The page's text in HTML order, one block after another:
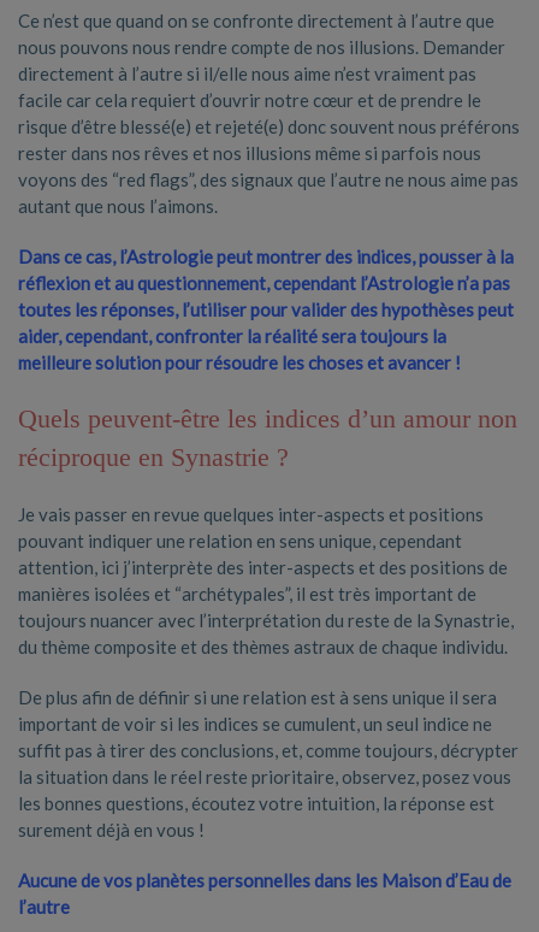
Ce n’est que quand on se confronte directement à l’autre que
nous pouvons nous rendre compte de nos illusions. Demander
directement à l’autre si il/elle nous aime n’est vraiment pas
facile car cela requiert d’ouvrir notre cœur et de prendre le
risque d’être blessé(e) et rejeté(e) donc souvent nous préférons
rester dans nos rêves et nos illusions même si parfois nous
voyons des “red flags”, des signaux que l’autre ne nous aime pas
autant que nous l’aimons.
Dans ce cas, l’Astrologie peut montrer des indices, pousser à la
réflexion et au questionnement, cependant l’Astrologie n’a pas
toutes les réponses, l’utiliser pour valider des hypothèses peut
aider, cependant, confronter la réalité sera toujours la
meilleure solution pour résoudre les choses et avancer !
Quels peuvent-être les indices d’un amour non
réciproque en Synastrie ?
Je vais passer en revue quelques inter-aspects et positions
pouvant indiquer une relation en sens unique, cependant
attention, ici j’interprète des inter-aspects et des positions de
manières isolées et “archétypales”, il est très important de
toujours nuancer avec l’interprétation du reste de la Synastrie,
du thème composite et des thèmes astraux de chaque individu.
De plus afin de définir si une relation est à sens unique il sera
important de voir si les indices se cumulent, un seul indice ne
suffit pas à tirer des conclusions, et, comme toujours, décrypter
la situation dans le réel reste prioritaire, observez, posez vous
les bonnes questions, écoutez votre intuition, la réponse est
surement déjà en vous !
Aucune de vos planètes personnelles dans les Maison d’Eau de
l’autre